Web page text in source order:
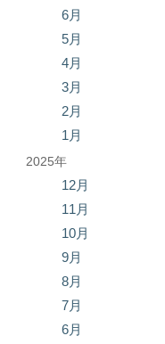
6月
5月
4月
3月
2月
1月
2025年
12月
11月
10月
9月
8月
7月
6月